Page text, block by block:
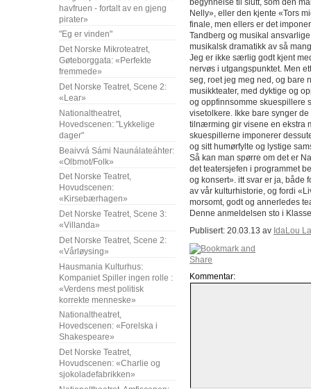
havfruen - fortalt av en gjeng
pirater»
"Eg er vinden"
Det Norske Mikroteatret,
Gøteborggata: «Perfekte
fremmede»
Det Norske Teatret, Scene 2:
«Lear»
Nationaltheatret,
Hovedscenen: "Lykkelige
dager"
Beaivvá Sámi Naunálateáhter:
«Olbmot/Folk»
Det Norske Teatret,
Hovudscenen:
«Kirsebærhagen»
Det Norske Teatret, Scene 3:
«Villanda»
Det Norske Teatret, Scene 2:
«Vårløysing»
Hausmania Kulturhus:
Kompaniet Spiller ingen rolle :
«Verdens mest politisk
korrekte menneske»
Nationaltheatret,
Hovedscenen: «Forelska i
Shakespeare»
Det Norske Teatret,
Hovudscenen: «Charlie og
sjokoladefabrikken»
begynnelse til slutt, som den
Nelly», eller den kjente «Tors
finale, men ellers er det
Tandberg og musikal
musikalsk dramatikk av så
Jeg er ikke særlig godt kjent
nervøs i utgangspunktet. Men
seg, roet jeg meg ned, og bare
musikkteater, med dyktige og
og oppfinnsomme skuespillere
visetolkere. Ikke bare synger
tilnærming gir visene en ekstra
skuespillerne imponerer
og sitt humørfylte og lystige
Så kan man spørre om det er
det teatersjefen i programmet
og konsert». itt svar er ja, både
av vår kulturhistorie, og fordi
morsomt, godt og annerledes
Denne anmeldelsen sto i
Publisert: 20.03.13 av IdaLou
Kommentar: